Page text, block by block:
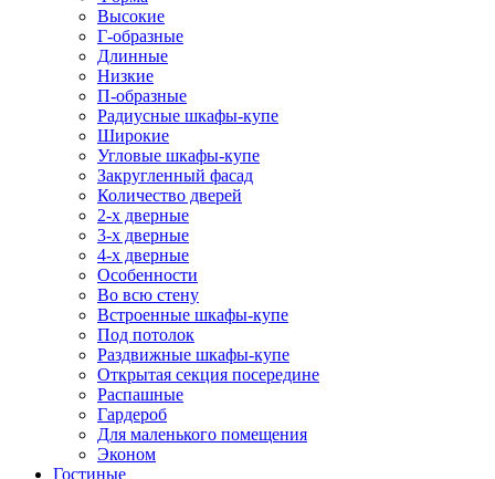
Высокие
Г-образные
Длинные
Низкие
П-образные
Радиусные шкафы-купе
Широкие
Угловые шкафы-купе
Закругленный фасад
Количество дверей
2-х дверные
3-х дверные
4-х дверные
Особенности
Во всю стену
Встроенные шкафы-купе
Под потолок
Раздвижные шкафы-купе
Открытая секция посередине
Распашные
Гардероб
Для маленького помещения
Эконом
Гостиные